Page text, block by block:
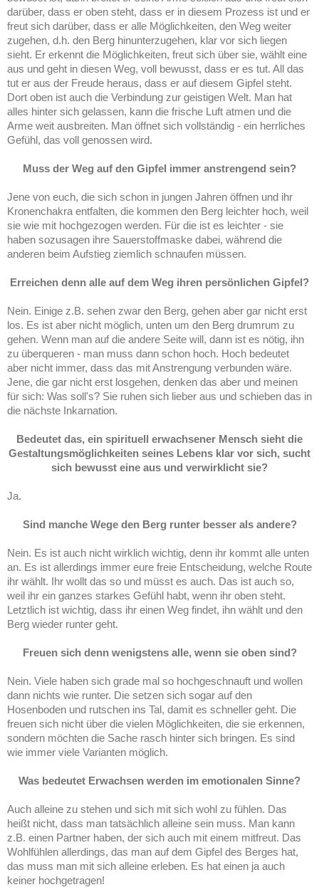
darüber, dass er oben steht, dass er in diesem Prozess ist und er
freut sich darüber, dass er alle Möglichkeiten, den Weg weiter
zugehen, d.h. den Berg hinunterzugehen, klar vor sich liegen
sieht. Er erkennt die Möglichkeiten, freut sich über sie, wählt eine
aus und geht in diesen Weg, voll bewusst, dass er es tut. All das
tut er aus der Freude heraus, dass er auf diesem Gipfel steht.
Dort oben ist auch die Verbindung zur geistigen Welt. Man hat
alles hinter sich gelassen, kann die frische Luft atmen und die
Arme weit ausbreiten. Man öffnet sich vollständig - ein herrliches
Gefühl, das voll genossen wird.
Muss der Weg auf den Gipfel immer anstrengend sein?
Jene von euch, die sich schon in jungen Jahren öffnen und ihr
Kronenchakra entfalten, die kommen den Berg leichter hoch, weil
sie wie mit hochgezogen werden. Für die ist es leichter - sie
haben sozusagen ihre Sauerstoffmaske dabei, während die
anderen beim Aufstieg ziemlich schnaufen müssen.
Erreichen denn alle auf dem Weg ihren persönlichen Gipfel?
Nein. Einige z.B. sehen zwar den Berg, gehen aber gar nicht erst
los. Es ist aber nicht möglich, unten um den Berg drumrum zu
gehen. Wenn man auf die andere Seite will, dann ist es nötig, ihn
zu überqueren - man muss dann schon hoch. Hoch bedeutet
aber nicht immer, dass das mit Anstrengung verbunden wäre.
Jene, die gar nicht erst losgehen, denken das aber und meinen
für sich: Was soll's? Sie ruhen sich lieber aus und schieben das in
die nächste Inkarnation.
Bedeutet das, ein spirituell erwachsener Mensch sieht die
Gestaltungsmöglichkeiten seines Lebens klar vor sich, sucht
sich bewusst eine aus und verwirklicht sie?
Ja.
Sind manche Wege den Berg runter besser als andere?
Nein. Es ist auch nicht wirklich wichtig, denn ihr kommt alle unten
an. Es ist allerdings immer eure freie Entscheidung, welche Route
ihr wählt. Ihr wollt das so und müsst es auch. Das ist auch so,
weil ihr ein ganzes starkes Gefühl habt, wenn ihr oben steht.
Letztlich ist wichtig, dass ihr einen Weg findet, ihn wählt und den
Berg wieder runter geht.
Freuen sich denn wenigstens alle, wenn sie oben sind?
Nein. Viele haben sich grade mal so hochgeschnauft und wollen
dann nichts wie runter. Die setzen sich sogar auf den
Hosenboden und rutschen ins Tal, damit es schneller geht. Die
freuen sich nicht über die vielen Möglichkeiten, die sie erkennen,
sondern möchten die Sache rasch hinter sich bringen. Es sind
wie immer viele Varianten möglich.
Was bedeutet Erwachsen werden im emotionalen Sinne?
Auch alleine zu stehen und sich mit sich wohl zu fühlen. Das
heißt nicht, dass man tatsächlich alleine sein muss. Man kann
z.B. einen Partner haben, der sich auch mit einem mitfreut. Das
Wohlfühlen allerdings, das man auf dem Gipfel des Berges hat,
das muss man mit sich alleine erleben. Es hat einen ja auch
keiner hochgetragen!